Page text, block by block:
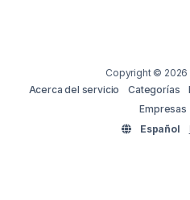
Copyright © 2026
Acerca del servicio
Categorías
Empresas
Español